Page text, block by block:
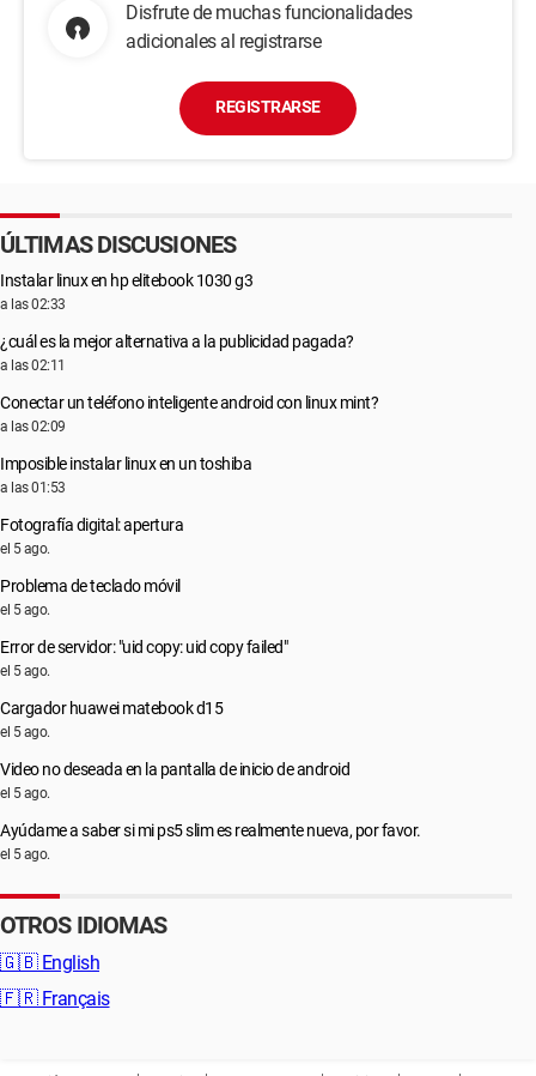
Disfrute de muchas funcionalidades
adicionales al registrarse
REGISTRARSE
ÚLTIMAS DISCUSIONES
Instalar linux en hp elitebook 1030 g3
a las 02:33
¿cuál es la mejor alternativa a la publicidad pagada?
a las 02:11
Conectar un teléfono inteligente android con linux mint?
a las 02:09
Imposible instalar linux en un toshiba
a las 01:53
Fotografía digital: apertura
el 5 ago.
Problema de teclado móvil
el 5 ago.
Error de servidor: "uid copy: uid copy failed"
el 5 ago.
Cargador huawei matebook d15
el 5 ago.
Video no deseada en la pantalla de inicio de android
el 5 ago.
Ayúdame a saber si mi ps5 slim es realmente nueva, por favor.
el 5 ago.
OTROS IDIOMAS
🇬🇧 English
🇫🇷 Français